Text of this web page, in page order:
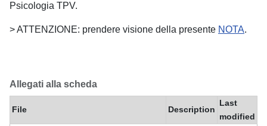
Psicologia TPV.
> ATTENZIONE: prendere visione della presente NOTA.
Allegati alla scheda
File Description
Last
modified